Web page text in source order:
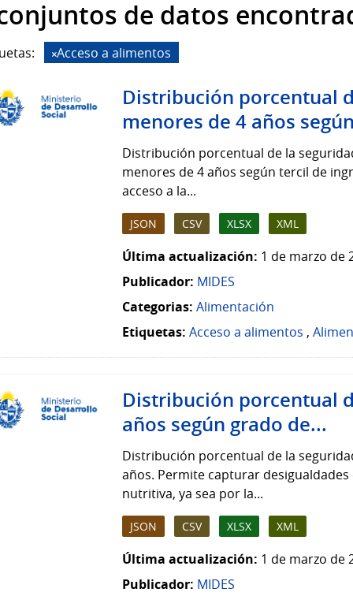
de datos
Acceso a alimentos
Distribución porcentual
menores de 4 años
Distribución porcentual de la
menores de 4 años según tercil de
acceso a la...
JSON CSV XLSX XML
Última actualización: 1 de marzo de
Publicador: MIDES
Categorias: Alimentación
Etiquetas: Acceso a alimentos ,
Distribución porcentual
años según grado de...
Distribución porcentual de la
años. Permite capturar
nutritiva, ya sea por la...
JSON CSV XLSX XML
Última actualización: 1 de marzo de
Publicador: MIDES